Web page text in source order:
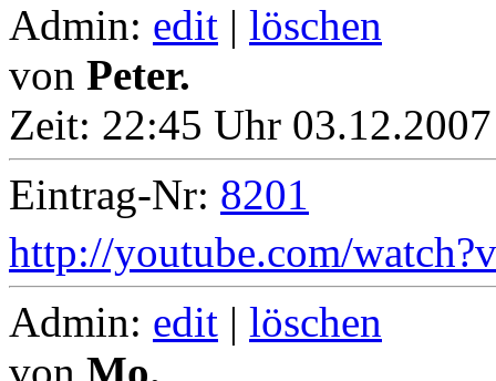
Admin: edit | löschen
von Peter.
Zeit: 22:45 Uhr
Eintrag-Nr: 8201
http://youtube.com/
Admin: edit | löschen